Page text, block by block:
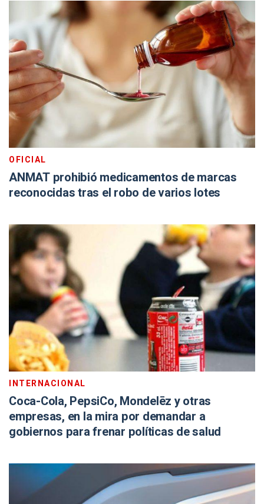
OFICIAL
ANMAT prohibió medicamentos de marcas
reconocidas tras el robo de varios lotes
INTERNACIONAL
Coca-Cola, PepsiCo, Mondelēz y otras
empresas, en la mira por demandar a
gobiernos para frenar políticas de salud